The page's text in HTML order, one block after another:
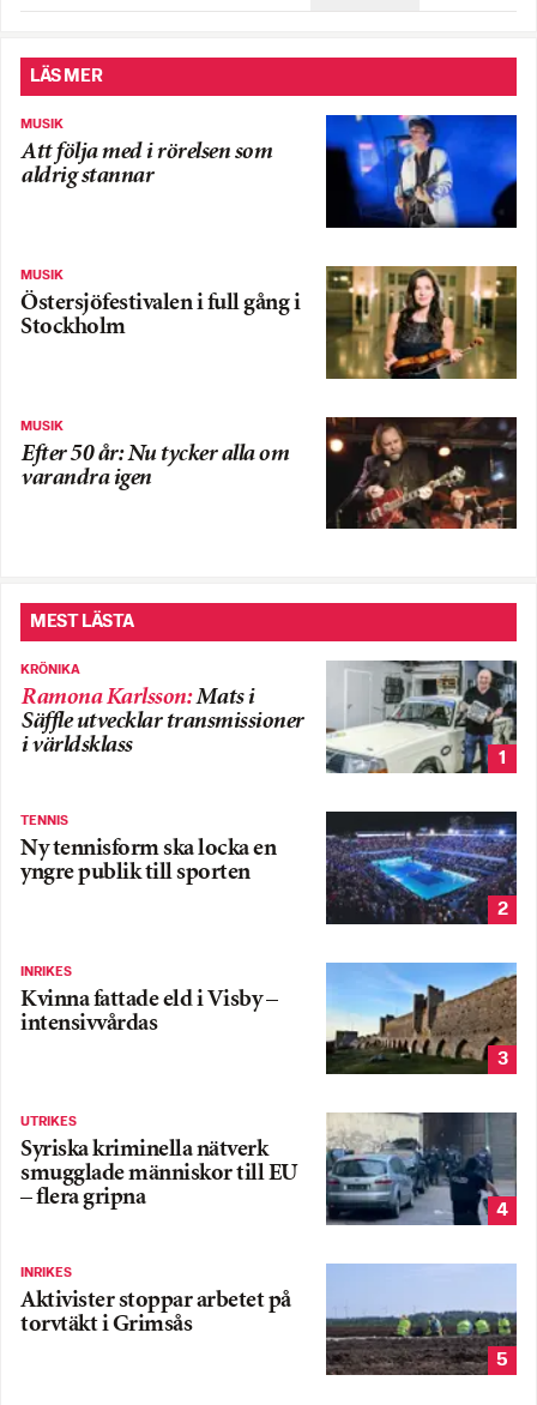
LÄS MER
MUSIK
Att följa med i rörelsen som
aldrig stannar
MUSIK
Östersjöfestivalen i full gång i
Stockholm
MUSIK
Efter 50 år: Nu tycker alla om
varandra igen
MEST LÄSTA
KRÖNIKA
Ramona Karlsson:Mats i
Säffle utvecklar transmissioner
i världsklass
1
TENNIS
Ny tennisform ska locka en
yngre publik till sporten
2
INRIKES
Kvinna fattade eld i Visby –
intensivvårdas
3
UTRIKES
Syriska kriminella nätverk
smugglade människor till EU
– flera gripna
4
INRIKES
Aktivister stoppar arbetet på
torvtäkt i Grimsås
5